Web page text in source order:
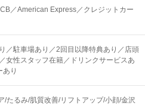
／American Express／クレジットカー
／駐車場あり／2回目以降特典あり／店頭
女性スタッフ在籍／ドリンクサービスあ
あり
/たるみ/肌質改善/リフトアップ/小顔/金沢